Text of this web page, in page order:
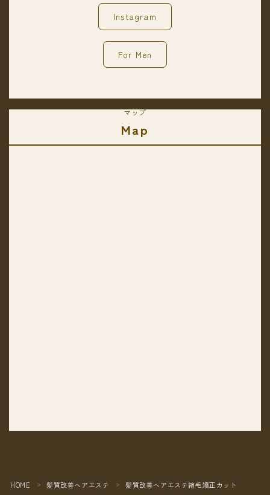
Instagram
For Men
マップ
Map
HOME ＞ 髪質改善ヘアエステ ＞ 髪質改善ヘアエステ縮毛矯正カット